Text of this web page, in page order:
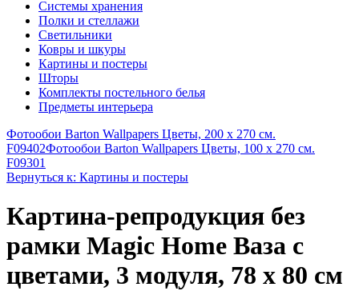
Системы хранения
Полки и стеллажи
Светильники
Ковры и шкуры
Картины и постеры
Шторы
Комплекты постельного белья
Предметы интерьера
Фотообои Barton Wallpapers Цветы, 200 x 270 см.
F09402Фотообои Barton Wallpapers Цветы, 100 x 270 см.
F09301
Вернуться к: Картины и постеры
Картина-репродукция без
рамки Magic Home Ваза с
цветами, 3 модуля, 78 х 80 см